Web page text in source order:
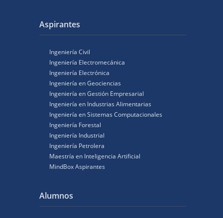
Aspirantes
Ingeniería Civil
Ingeniería Electromecánica
Ingeniería Electrónica
Ingeniería en Geociencias
Ingeniería en Gestión Empresarial
Ingeniería en Industrias Alimentarias
Ingeniería en Sistemas Computacionales
Ingeniería Forestal
Ingeniería Industrial
Ingeniería Petrolera
Maestría en Inteligencia Artificial
MindBox Aspirantes
Alumnos